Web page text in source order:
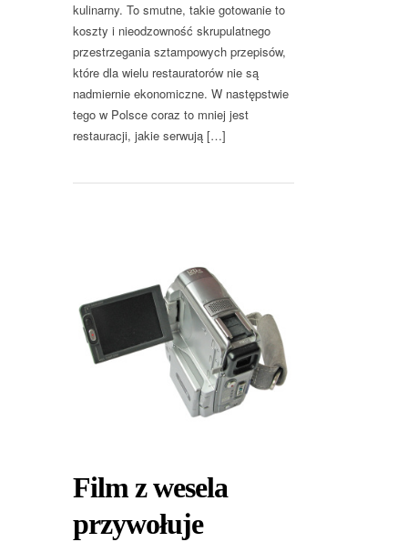
kulinarny. To smutne, takie gotowanie to
koszty i nieodzowność skrupulatnego
przestrzegania sztampowych przepisów,
które dla wielu restauratorów nie są
nadmiernie ekonomiczne. W następstwie
tego w Polsce coraz to mniej jest
restauracji, jakie serwują […]
Film z wesela
przywołuje